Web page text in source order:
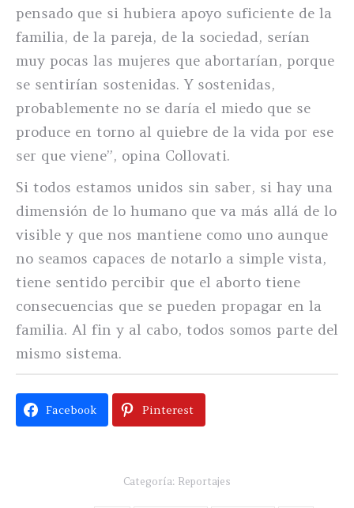
pensado que si hubiera apoyo suficiente de la
familia, de la pareja, de la sociedad, serían
muy pocas las mujeres que abortarían, porque
se sentirían sostenidas. Y sostenidas,
probablemente no se daría el miedo que se
produce en torno al quiebre de la vida por ese
ser que viene”, opina Collovati.
Si todos estamos unidos sin saber, si hay una
dimensión de lo humano que va más allá de lo
visible y que nos mantiene como uno aunque
no seamos capaces de notarlo a simple vista,
tiene sentido percibir que el aborto tiene
consecuencias que se pueden propagar en la
familia. Al fin y al cabo, todos somos parte del
mismo sistema.
Facebook Pinterest
Categoría: Reportajes